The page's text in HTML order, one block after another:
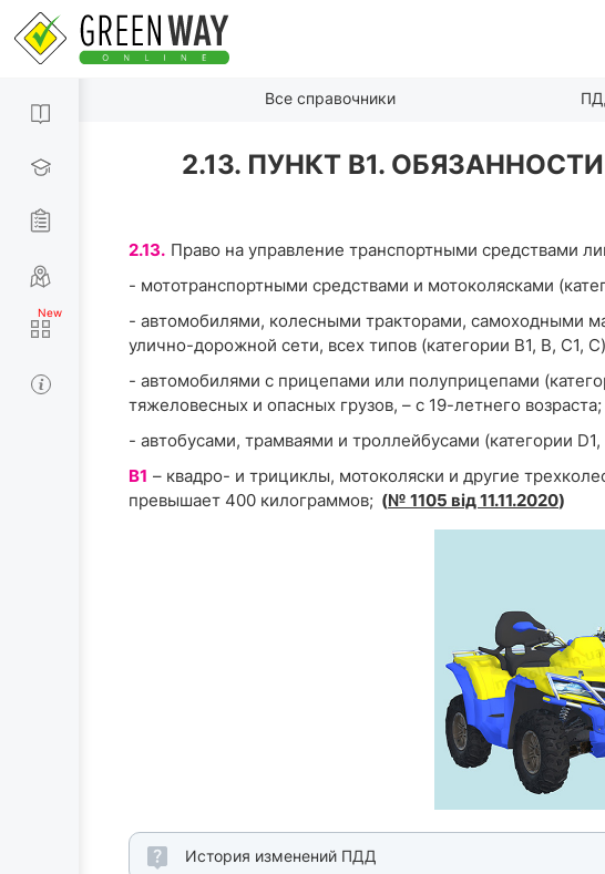
Все справочники
2.13. ПУНКТ В1.
2.13. Право на управление транспортными средствами
- мототранспортными средствами и мотоколясками
- автомобилями, колесными тракторами, самоходными
улично-дорожной сети, всех типов (категории В1, В, С1,
- автомобилями с прицепами или полуприцепами
тяжеловесных и опасных грузов, – с 19-летнего возраста;
- автобусами, трамваями и троллейбусами (категории
В1 – квадро- и трициклы, мотоколяски и другие
превышает 400 килограммов; (№ 1105 від 11.11.2020)
История изменений ПДД